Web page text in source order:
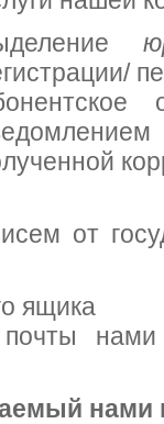
от
ящика
почты
нами